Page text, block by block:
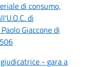
di consumo,
di
Giaccone di
- gara a